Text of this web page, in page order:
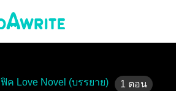
ฟิค Love Novel (บรรยาย) 1 ตอน